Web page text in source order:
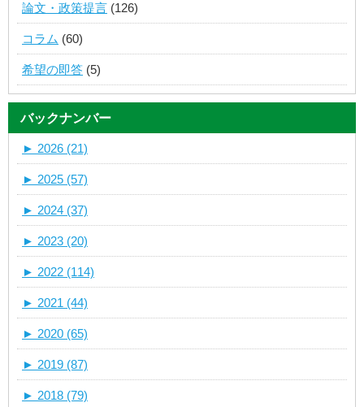
論文・政策提言 (126)
コラム (60)
希望の即答 (5)
バックナンバー
► 2026 (21)
► 2025 (57)
► 2024 (37)
► 2023 (20)
► 2022 (114)
► 2021 (44)
► 2020 (65)
► 2019 (87)
► 2018 (79)